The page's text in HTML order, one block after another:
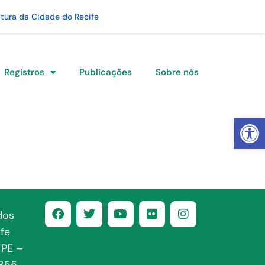
Abrir
da Cidade do Recife
Registros Publicações Sobre nós
–